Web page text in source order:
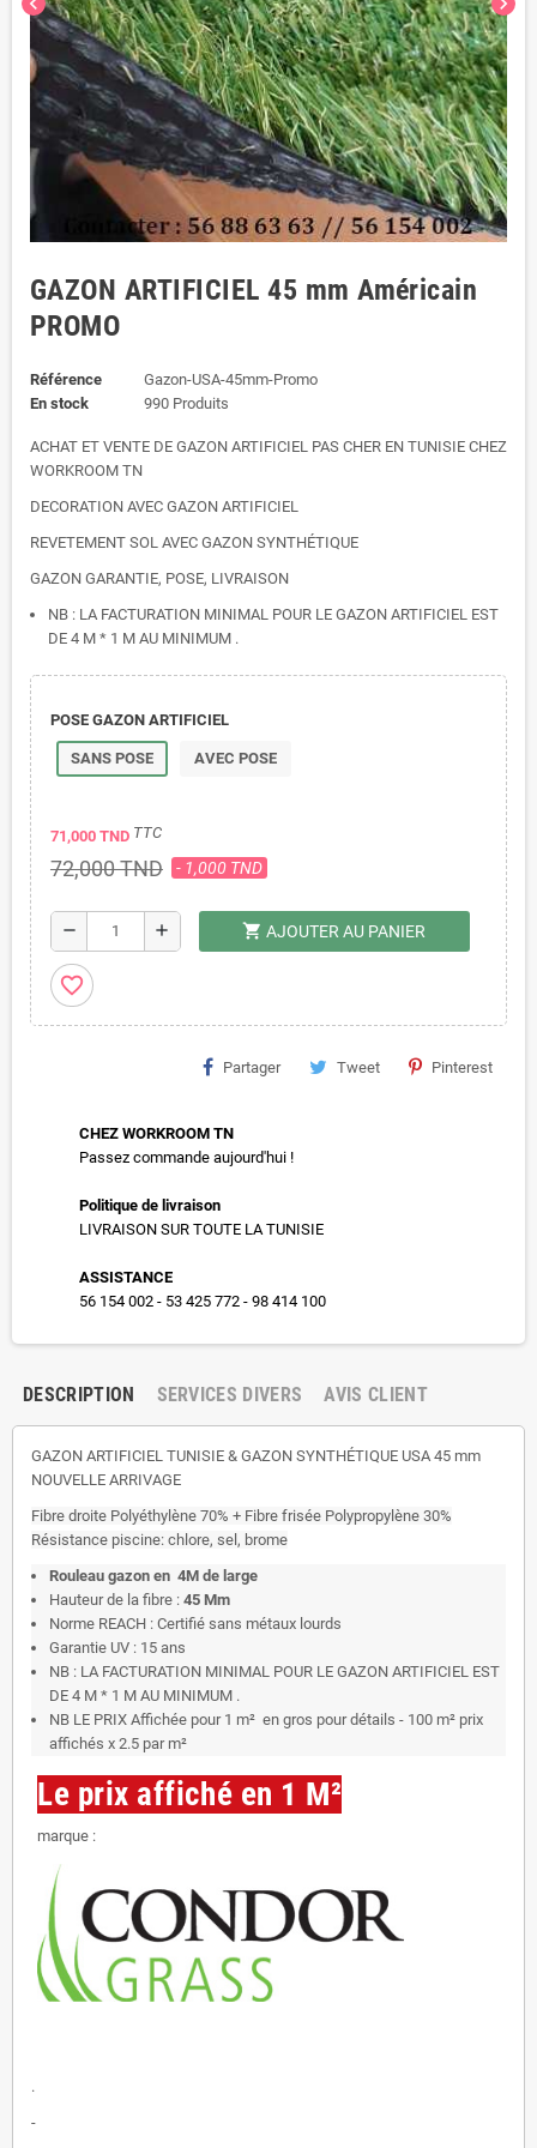
GAZON ARTIFICIEL 45 mm Américain
PROMO
Référence
Gazon-USA-45mm-Promo
En stock
990 Produits
ACHAT ET VENTE DE GAZON ARTIFICIEL PAS CHER EN TUNISIE CHEZ
WORKROOM TN
DECORATION AVEC GAZON ARTIFICIEL
REVETEMENT SOL AVEC GAZON SYNTHÉTIQUE
GAZON GARANTIE, POSE, LIVRAISON
NB : LA FACTURATION MINIMAL POUR LE GAZON ARTIFICIEL EST
DE 4 M * 1 M AU MINIMUM .
POSE GAZON ARTIFICIEL
SANS POSE AVEC POSE
71,000 TND TTC
72,000 TND - 1,000 TND
remove add shopping_cart AJOUTER AU PANIER
favorite_border
Partager Tweet Pinterest
CHEZ WORKROOM TN
Passez commande aujourd'hui !
Politique de livraison
LIVRAISON SUR TOUTE LA TUNISIE
ASSISTANCE
56 154 002 - 53 425 772 - 98 414 100
DESCRIPTION SERVICES DIVERS AVIS CLIENT
GAZON ARTIFICIEL TUNISIE & GAZON SYNTHÉTIQUE USA 45 mm
NOUVELLE ARRIVAGE
Fibre droite Polyéthylène 70% + Fibre frisée Polypropylène 30%
Résistance piscine: chlore, sel, brome
Rouleau gazon en 4M de large
Hauteur de la fibre : 45 Mm
Norme REACH : Certifié sans métaux lourds
Garantie UV : 15 ans
NB : LA FACTURATION MINIMAL POUR LE GAZON ARTIFICIEL EST
DE 4 M * 1 M AU MINIMUM .
NB LE PRIX Affichée pour 1 m² en gros pour détails - 100 m² prix
affichés x 2.5 par m²
Le prix affiché en 1 M²
marque :
.
-